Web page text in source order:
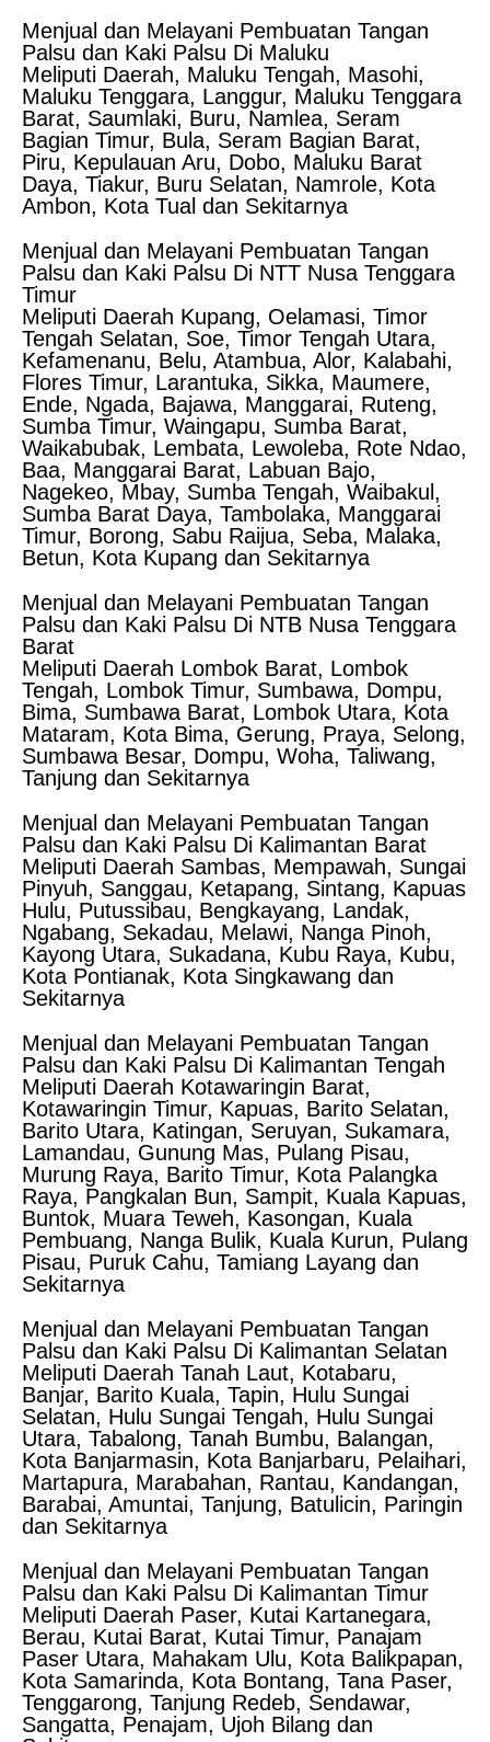
Menjual dan Melayani Pembuatan Tangan
Palsu dan Kaki Palsu Di Maluku
Meliputi Daerah, Maluku Tengah, Masohi,
Maluku Tenggara, Langgur, Maluku Tenggara
Barat, Saumlaki, Buru, Namlea, Seram
Bagian Timur, Bula, Seram Bagian Barat,
Piru, Kepulauan Aru, Dobo, Maluku Barat
Daya, Tiakur, Buru Selatan, Namrole, Kota
Ambon, Kota Tual dan Sekitarnya
Menjual dan Melayani Pembuatan Tangan
Palsu dan Kaki Palsu Di NTT Nusa Tenggara
Timur
Meliputi Daerah Kupang, Oelamasi, Timor
Tengah Selatan, Soe, Timor Tengah Utara,
Kefamenanu, Belu, Atambua, Alor, Kalabahi,
Flores Timur, Larantuka, Sikka, Maumere,
Ende, Ngada, Bajawa, Manggarai, Ruteng,
Sumba Timur, Waingapu, Sumba Barat,
Waikabubak, Lembata, Lewoleba, Rote Ndao,
Baa, Manggarai Barat, Labuan Bajo,
Nagekeo, Mbay, Sumba Tengah, Waibakul,
Sumba Barat Daya, Tambolaka, Manggarai
Timur, Borong, Sabu Raijua, Seba, Malaka,
Betun, Kota Kupang dan Sekitarnya
Menjual dan Melayani Pembuatan Tangan
Palsu dan Kaki Palsu Di NTB Nusa Tenggara
Barat
Meliputi Daerah Lombok Barat, Lombok
Tengah, Lombok Timur, Sumbawa, Dompu,
Bima, Sumbawa Barat, Lombok Utara, Kota
Mataram, Kota Bima, Gerung, Praya, Selong,
Sumbawa Besar, Dompu, Woha, Taliwang,
Tanjung dan Sekitarnya
Menjual dan Melayani Pembuatan Tangan
Palsu dan Kaki Palsu Di Kalimantan Barat
Meliputi Daerah Sambas, Mempawah, Sungai
Pinyuh, Sanggau, Ketapang, Sintang, Kapuas
Hulu, Putussibau, Bengkayang, Landak,
Ngabang, Sekadau, Melawi, Nanga Pinoh,
Kayong Utara, Sukadana, Kubu Raya, Kubu,
Kota Pontianak, Kota Singkawang dan
Sekitarnya
Menjual dan Melayani Pembuatan Tangan
Palsu dan Kaki Palsu Di Kalimantan Tengah
Meliputi Daerah Kotawaringin Barat,
Kotawaringin Timur, Kapuas, Barito Selatan,
Barito Utara, Katingan, Seruyan, Sukamara,
Lamandau, Gunung Mas, Pulang Pisau,
Murung Raya, Barito Timur, Kota Palangka
Raya, Pangkalan Bun, Sampit, Kuala Kapuas,
Buntok, Muara Teweh, Kasongan, Kuala
Pembuang, Nanga Bulik, Kuala Kurun, Pulang
Pisau, Puruk Cahu, Tamiang Layang dan
Sekitarnya
Menjual dan Melayani Pembuatan Tangan
Palsu dan Kaki Palsu Di Kalimantan Selatan
Meliputi Daerah Tanah Laut, Kotabaru,
Banjar, Barito Kuala, Tapin, Hulu Sungai
Selatan, Hulu Sungai Tengah, Hulu Sungai
Utara, Tabalong, Tanah Bumbu, Balangan,
Kota Banjarmasin, Kota Banjarbaru, Pelaihari,
Martapura, Marabahan, Rantau, Kandangan,
Barabai, Amuntai, Tanjung, Batulicin, Paringin
dan Sekitarnya
Menjual dan Melayani Pembuatan Tangan
Palsu dan Kaki Palsu Di Kalimantan Timur
Meliputi Daerah Paser, Kutai Kartanegara,
Berau, Kutai Barat, Kutai Timur, Panajam
Paser Utara, Mahakam Ulu, Kota Balikpapan,
Kota Samarinda, Kota Bontang, Tana Paser,
Tenggarong, Tanjung Redeb, Sendawar,
Sangatta, Penajam, Ujoh Bilang dan